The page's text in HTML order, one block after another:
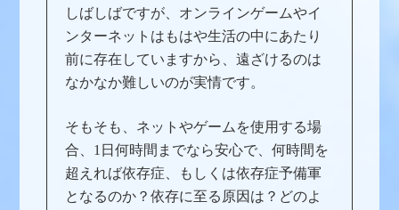
しばしばですが、オンラインゲームやイ
ンターネットはもはや生活の中にあたり
前に存在していますから、遠ざけるのは
なかなか難しいのが実情です。
そもそも、ネットやゲームを使用する場
合、1日何時間までなら安心で、何時間を
超えれば依存症、もしくは依存症予備軍
となるのか？依存に至る原因は？どのよ